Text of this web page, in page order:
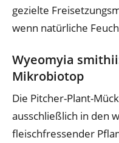
gezielte
wenn natürliche
Wyeomyia
Mikrobiotop
Die Pitcher-Plant-
ausschließlich in den
fleischfressender